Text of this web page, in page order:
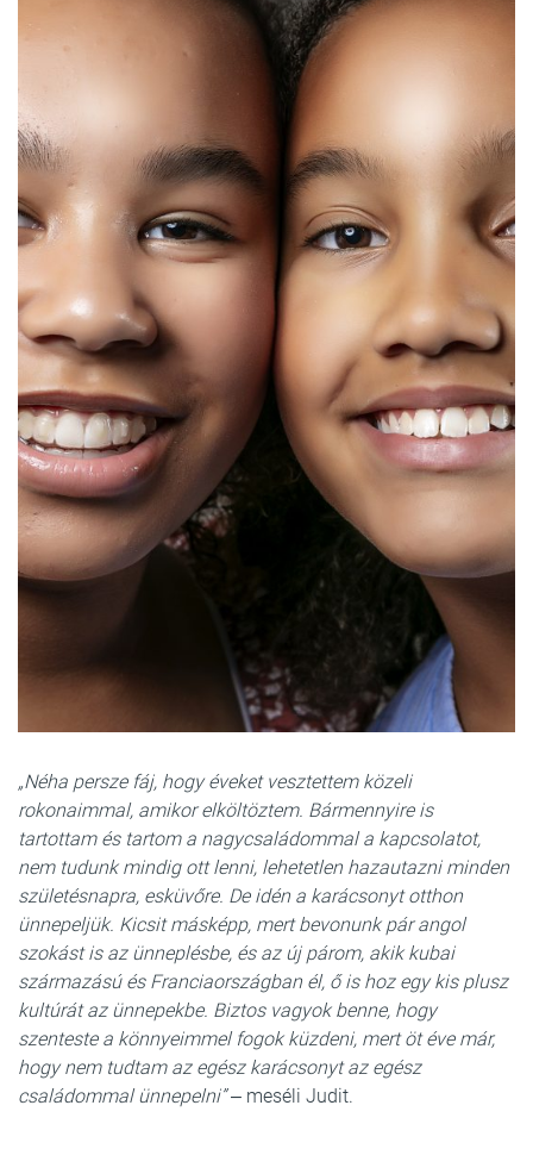
„Néha persze fáj, hogy éveket vesztettem közeli
rokonaimmal, amikor elköltöztem. Bármennyire is
tartottam és tartom a nagycsaládommal a kapcsolatot,
nem tudunk mindig ott lenni, lehetetlen hazautazni minden
születésnapra, esküvőre. De idén a karácsonyt otthon
ünnepeljük. Kicsit másképp, mert bevonunk pár angol
szokást is az ünneplésbe, és az új párom, akik kubai
származású és Franciaországban él, ő is hoz egy kis plusz
kultúrát az ünnepekbe. Biztos vagyok benne, hogy
szenteste a könnyeimmel fogok küzdeni, mert öt éve már,
hogy nem tudtam az egész karácsonyt az egész
családommal ünnepelni”‒ meséli Judit.